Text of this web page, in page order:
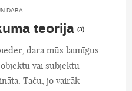
DABA
teorija (3)
dara mūs laimīgus.
vai subjektu
Taču, jo vairāk